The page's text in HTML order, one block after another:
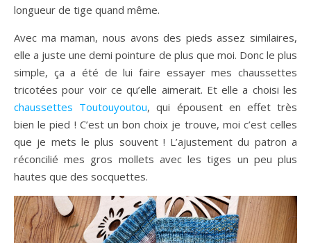
longueur de tige quand même.
Avec ma maman, nous avons des pieds assez similaires,
elle a juste une demi pointure de plus que moi. Donc le plus
simple, ça a été de lui faire essayer mes chaussettes
tricotées pour voir ce qu’elle aimerait. Et elle a choisi les
chaussettes Toutouyoutou, qui épousent en effet très
bien le pied ! C’est un bon choix je trouve, moi c’est celles
que je mets le plus souvent ! L’ajustement du patron a
réconcilié mes gros mollets avec les tiges un peu plus
hautes que des socquettes.